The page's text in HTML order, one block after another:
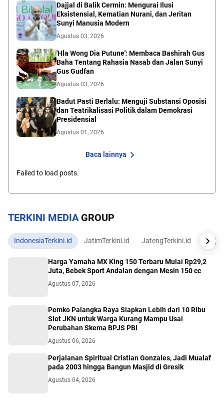
Dajjal di Balik Cermin: Mengurai Ilusi
Eksistensial, Kematian Nurani, dan Jeritan
Sunyi Manusia Modern
Agustus 03, 2026
'Hla Wong Dia Putune': Membaca Bashirah Gus
Baha Tentang Rahasia Nasab dan Jalan Sunyi
Gus Gudfan
Agustus 03, 2026
Badut Pasti Berlalu: Menguji Substansi Oposisi
dan Teatrikalisasi Politik dalam Demokrasi
Presidensial
Agustus 01, 2026
Baca lainnya
Failed to load posts.
TERKINI MEDIAGROUP
IndonesiaTerkini.id JatimTerkini.id JatengTerkini.id
Harga Yamaha MX King 150 Terbaru Mulai Rp29,2
Juta, Bebek Sport Andalan dengan Mesin 150 cc
Agustus 07, 2026
Pemko Palangka Raya Siapkan Lebih dari 10 Ribu
Slot JKN untuk Warga Kurang Mampu Usai
Perubahan Skema BPJS PBI
Agustus 06, 2026
Perjalanan Spiritual Cristian Gonzales, Jadi Mualaf
pada 2003 hingga Bangun Masjid di Gresik
Agustus 04, 2026